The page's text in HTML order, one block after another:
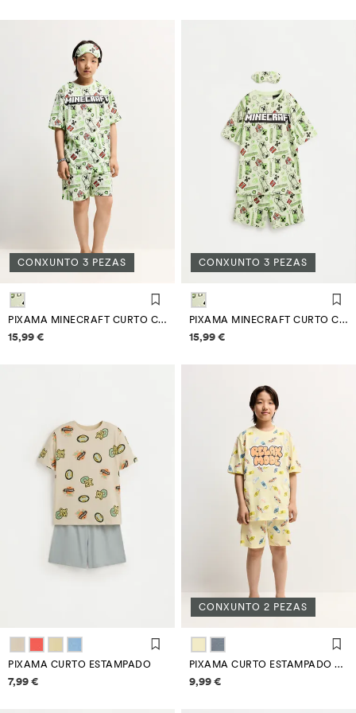
CONXUNTO 3 PEZAS
PIXAMA MINECRAFT CURTO CON ANTEFACE
Información de prezos
15,99 €
CONXUNTO 3 PEZAS
PIXAMA MINECRAFT CURTO CON ANTEFACE
Información de prezos
15,99 €
PIXAMA CURTO ESTAMPADO
Información de prezos
7,99 €
CONXUNTO 2 PEZAS
PIXAMA CURTO ESTAMPADO TEXTO
Información de prezos
9,99 €